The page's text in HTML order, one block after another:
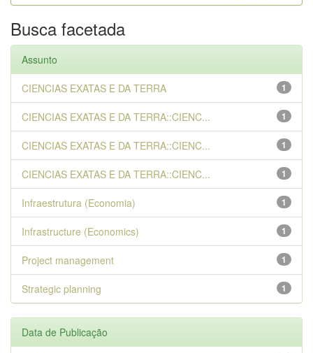
Busca facetada
Assunto
1
CIENCIAS EXATAS E DA TERRA
1
CIENCIAS EXATAS E DA TERRA::CIENC...
1
CIENCIAS EXATAS E DA TERRA::CIENC...
1
CIENCIAS EXATAS E DA TERRA::CIENC...
1
Infraestrutura (Economia)
1
Infrastructure (Economics)
1
Project management
1
Strategic planning
Data de Publicação